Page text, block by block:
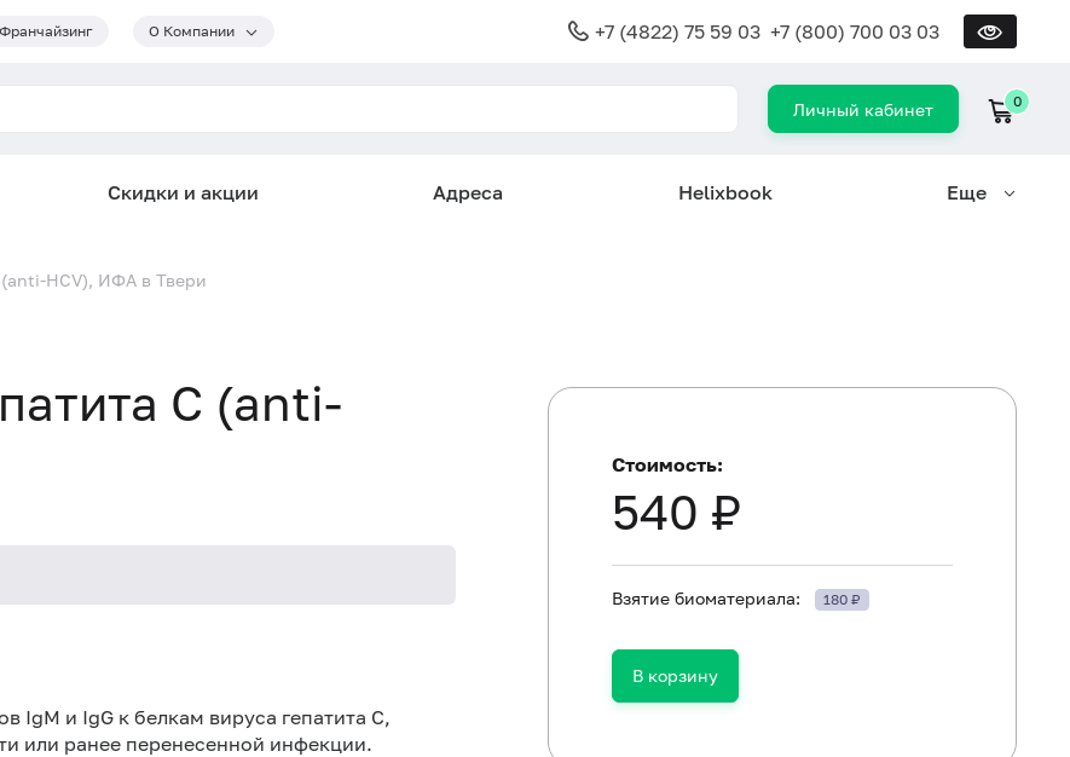
Франчайзинг О Компании +7 (4822) 75 59 03 +7 (800) 700 03 03
Личный кабинет 0
Скидки и акции Адреса Helixbook Еще
(anti-HCV), ИФА в Твери
C (anti-
IgM и IgG к белкам вируса гепатита С,
или ранее перенесенной инфекции.
Не курить в течение 30 минут до исследования.
Стоимость:
540 ₽
Взятие биоматериала: 180 ₽
В корзину